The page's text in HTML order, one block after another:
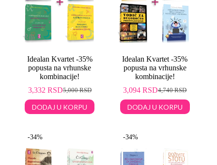
Idealan Kvartet -35%
popusta na vrhunske
kombinacije!
5,000RSD
3,332 RSD
DODAJ U KORPU
Idealan Kvartet -35%
popusta na vrhunske
kombinacije!
4,740RSD
3,094RSD
DODAJ U KORPU
-34% -34%